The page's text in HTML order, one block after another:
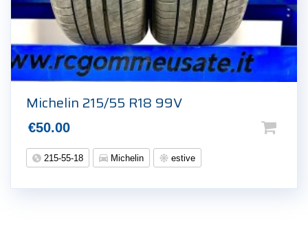
Michelin 215/55 R18 99V
€50.00
215-55-18 Michelin estive